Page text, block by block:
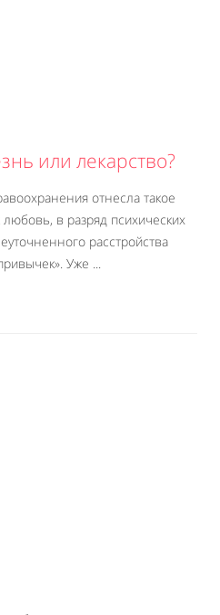
или лекарство?
отнесла такое
любовь, в разряд психических
расстройства
Уже ...